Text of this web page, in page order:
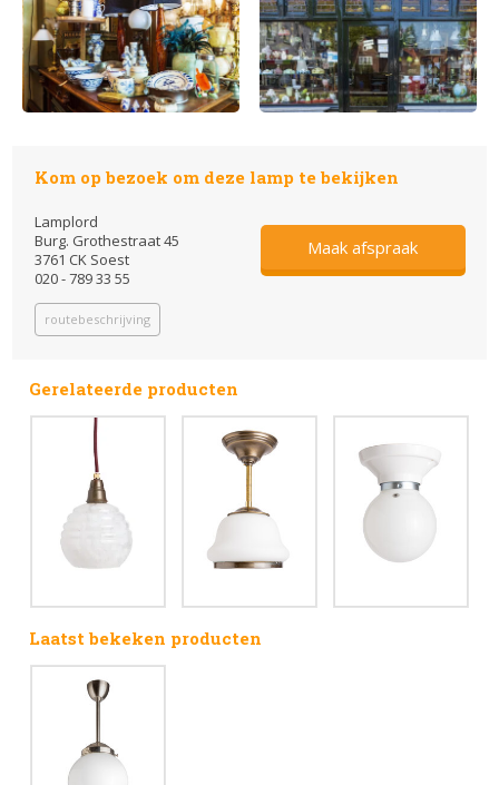
Kom op bezoek om deze lamp te bekijken
Lamplord
Burg. Grothestraat 45
3761 CK Soest
020 - 789 33 55
routebeschrijving
Maak afspraak
Gerelateerde producten
Laatst bekeken producten